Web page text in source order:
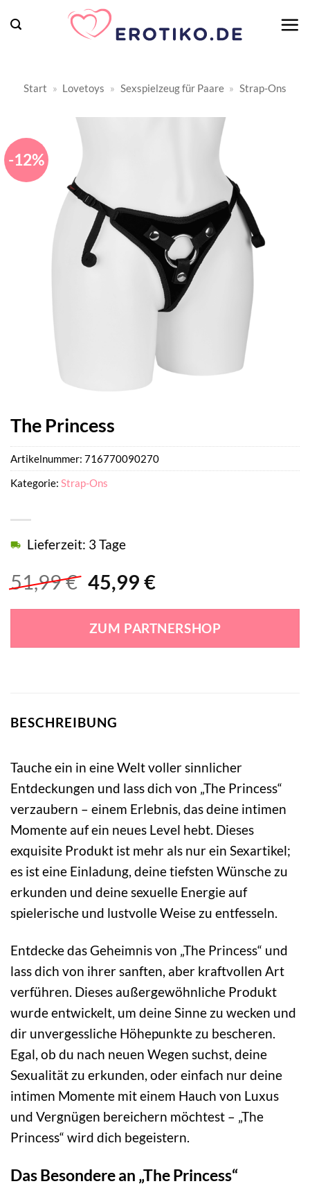
Inhalt
Start » Lovetoys » Sexspielzeug für Paare » Strap-Ons
-12%
The Princess
51,99€ Ursprünglicher
war:
51,99 €
45,99 €Aktueller
ist:
45,99 €.
Lieferzeit: 3 Tage
ZUM PARTNERSHOP
Artikelnummer: 716770090270
Kategorie: Strap-Ons
BESCHREIBUNG
Tauche ein in eine Welt voller sinnlicher
Entdeckungen und lass dich von „The Princess“
verzaubern – einem Erlebnis, das deine intimen
Momente auf ein neues Level hebt. Dieses
exquisite Produkt ist mehr als nur ein Sexartikel;
es ist eine Einladung, deine tiefsten Wünsche zu
erkunden und deine sexuelle Energie auf
spielerische und lustvolle Weise zu entfesseln.
Entdecke das Geheimnis von „The Princess“ und
lass dich von ihrer sanften, aber kraftvollen Art
verführen. Dieses außergewöhnliche Produkt
wurde entwickelt, um deine Sinne zu wecken und
dir unvergessliche Höhepunkte zu bescheren.
Egal, ob du nach neuen Wegen suchst, deine
Sexualität zu erkunden, oder einfach nur deine
intimen Momente mit einem Hauch von Luxus
und Vergnügen bereichern möchtest – „The
Princess“ wird dich begeistern.
Das Besondere an „The Princess“